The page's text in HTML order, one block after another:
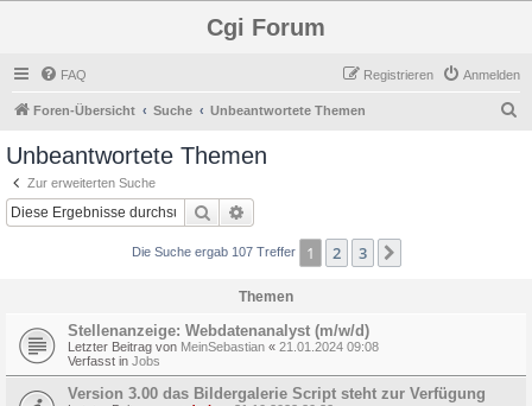
Cgi Forum
FAQ Anmelden
Registrieren
Foren-Übersicht Suche Unbeantwortete Themen
Unbeantwortete Themen
Zur erweiterten Suche
Suche
Die Suche ergab 107 Treffer 1 2 3
Themen
Stellenanzeige: Webdatenanalyst (m/w/d)
Letzter Beitrag von MeinSebastian « 21.01.2024 09:08
Verfasst in Jobs
Version 3.00 das Bildergalerie Script steht zur Verfügung